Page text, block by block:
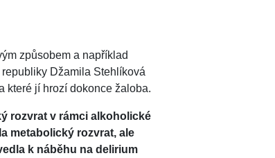
způsobem a například
Džamila Stehlíková
které jí hrozí dokonce žaloba.
rozvrat v rámci alkoholické
metabolický rozvrat, ale
k náběhu na delirium